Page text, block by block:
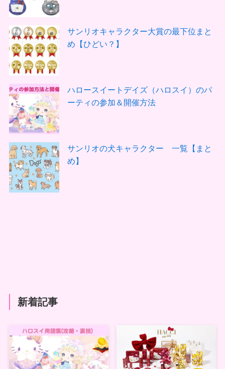
サンリオキャラクター大賞の最下位まと
め【ひどい？】
ハロースイートデイズ（ハロスイ）のパ
ーティの参加＆開催方法
サンリオの犬キャラクター 一覧【まと
め】
新着記事